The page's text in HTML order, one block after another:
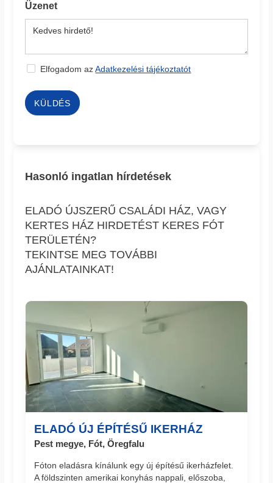
Üzenet
Elfogadom azAdatkezelési tájékoztatót
KÜLDÉS
Hasonló ingatlan hírdetések
ELADÓ ÚJSZERŰ CSALÁDI HÁZ, VAGY
KERTES HÁZ HIRDETÉST KERES FÓT
TERÜLETÉN?
TEKINTSE MEG TOVÁBBI
AJÁNLATAINKAT!
ELADÓ ÚJ ÉPÍTÉSŰ IKERHÁZ
Pest megye, Fót, Öregfalu
Fóton eladásra kínálunk egy új építésű ikerházfelet.
A földszinten amerikai konyhás nappali, előszoba,